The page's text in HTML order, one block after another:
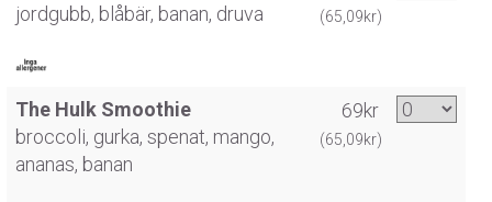
jordgubb, blåbär, banan, druva
(65,09kr)
The Hulk Smoothie
broccoli, gurka, spenat, mango,
ananas, banan
69kr
(65,09kr)